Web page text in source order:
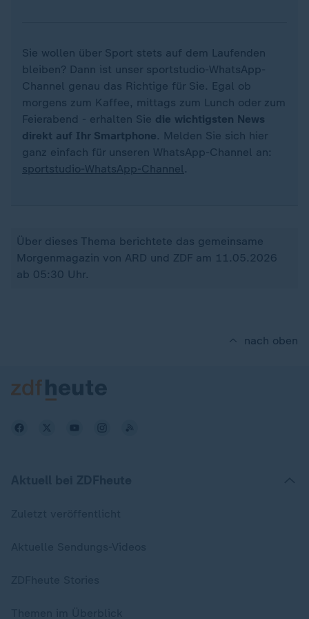
Sie wollen über Sport stets auf dem Laufenden
bleiben? Dann ist unser sportstudio-WhatsApp-
Channel genau das Richtige für Sie. Egal ob
morgens zum Kaffee, mittags zum Lunch oder zum
Feierabend - erhalten Sie die wichtigsten News
direkt auf Ihr Smartphone. Melden Sie sich hier
ganz einfach für unseren WhatsApp-Channel an:
sportstudio-WhatsApp-Channel.
Über dieses Thema berichtete das gemeinsame
Morgenmagazin von ARD und ZDF am 11.05.2026
ab 05:30 Uhr.
nach oben